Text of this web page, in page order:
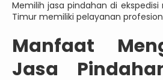
Memilih jasa pindahan di
Timur memiliki pelayanan
Manfaat
Jasa